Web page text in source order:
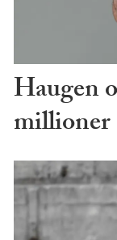
Haugen
millioner